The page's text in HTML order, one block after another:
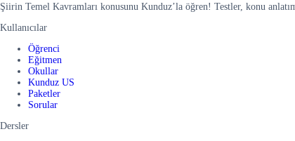
Şiirin Temel Kavramları konusunu Kunduz’la öğren! Testler, konu
Kullanıcılar
Öğrenci
Eğitmen
Okullar
Kunduz US
Paketler
Sorular
Dersler